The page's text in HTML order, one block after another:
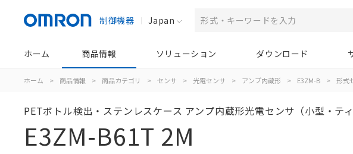
制御機器 Japan
ホーム 商品情報 ソリューション ダウンロード
ホーム > 商品情報 > 商品カテゴリ > センサ > 光電センサ > アンプ内蔵形 > E3ZM-B > 形式
PETボトル検出・ステンレスケース アンプ内蔵形光電センサ（小型・テ
E3ZM-B61T 2M